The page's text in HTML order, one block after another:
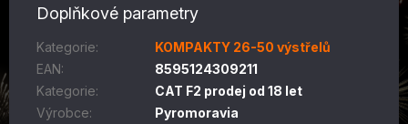
Doplňkové parametry
Kategorie:
KOMPAKTY 26-50 výstřelů
EAN:
8595124309211
Kategorie:
CAT F2 prodej od 18 let
Výrobce:
Pyromoravia